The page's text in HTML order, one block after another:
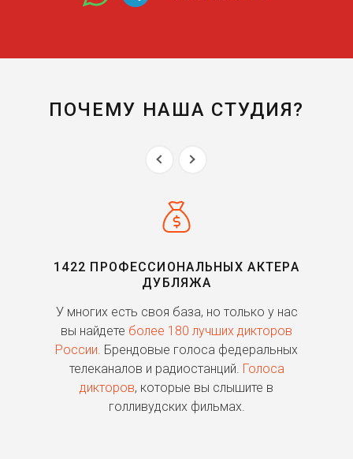
ПОЧЕМУ НАША СТУДИЯ?
1422 ПРОФЕССИОНАЛЬНЫХ АКТЕРА
ДУБЛЯЖА
У многих есть своя база, но только у нас
вы найдете более 180 лучших дикторов
России. Брендовые голоса федеральных
телеканалов и радиостанций. Голоса
дикторов, которые вы слышите в
голливудских фильмах.